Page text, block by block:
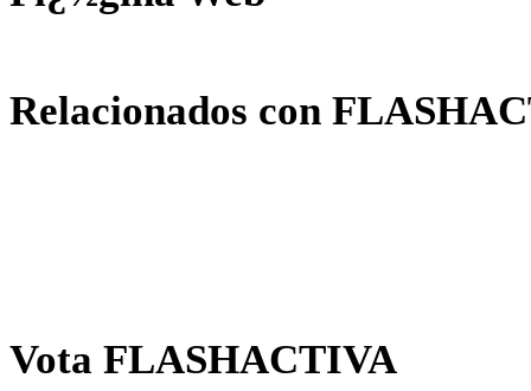
Relacionados con
Vota FLASHACTIVA